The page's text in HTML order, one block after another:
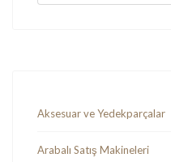
Aksesuar ve Yedekparçalar
Arabalı Satış Makineleri